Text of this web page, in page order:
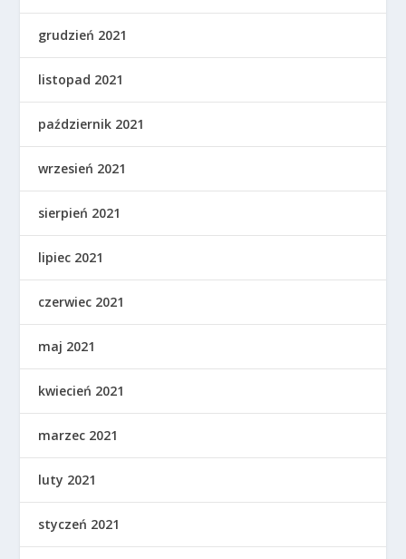
grudzień 2021
listopad 2021
październik 2021
wrzesień 2021
sierpień 2021
lipiec 2021
czerwiec 2021
maj 2021
kwiecień 2021
marzec 2021
luty 2021
styczeń 2021